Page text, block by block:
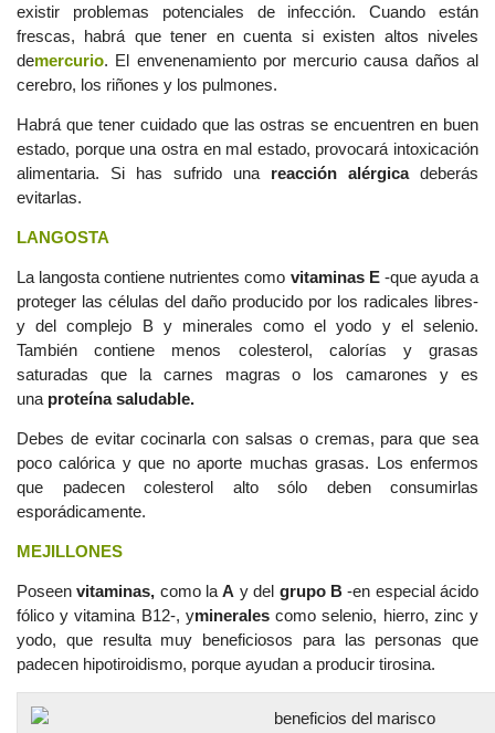
existir problemas potenciales de infección. Cuando están
frescas, habrá que tener en cuenta si existen altos niveles
demercurio. El envenenamiento por mercurio causa daños al
cerebro, los riñones y los pulmones.
Habrá que tener cuidado que las ostras se encuentren en buen
estado, porque una ostra en mal estado, provocará intoxicación
alimentaria. Si has sufrido una reacción alérgicadeberás
evitarlas.
LANGOSTA
La langosta contiene nutrientes como vitaminas E-que ayuda a
proteger las células del daño producido por los radicales libres-
y del complejo B y minerales como el yodo y el selenio.
También contiene menos colesterol, calorías y grasas
saturadas que la carnes magras o los camarones y es
una proteína saludable.
Debes de evitar cocinarla con salsas o cremas, para que sea
poco calórica y que no aporte muchas grasas. Los enfermos
que padecen colesterol alto sólo deben consumirlas
esporádicamente.
MEJILLONES
Poseenvitaminas, como la A y del grupo B-en especial ácido
fólico y vitamina B12-, ymineralescomo selenio, hierro, zinc y
yodo, que resulta muy beneficiosos para las personas que
padecen hipotiroidismo, porque ayudan a producir tirosina.